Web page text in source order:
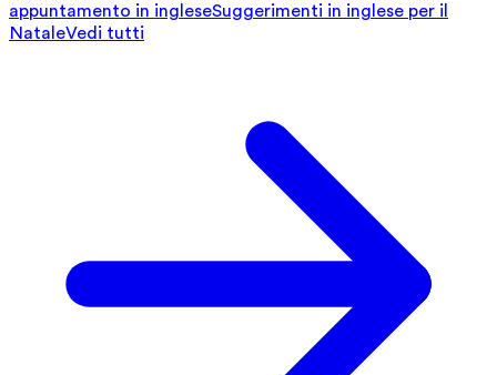
appuntamento in ingleseSuggerimenti in inglese per il
NataleVedi tutti